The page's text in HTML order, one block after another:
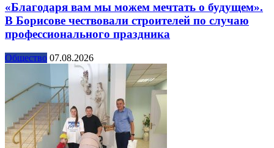
«Благодаря вам мы можем мечтать о будущем».
В Борисове чествовали строителей по случаю
профессионального праздника
Общество 07.08.2026